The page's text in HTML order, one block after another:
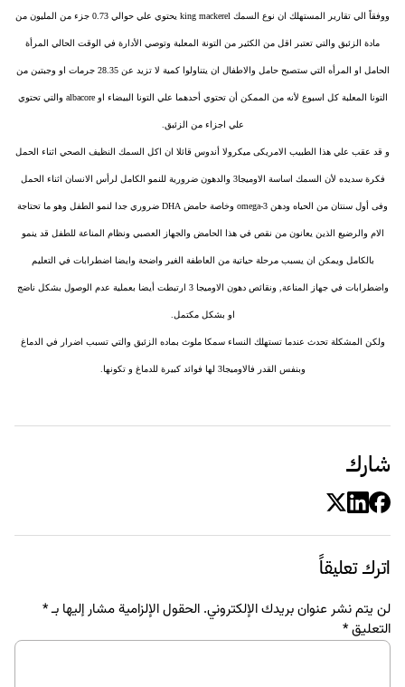
ووفقاً الي تقارير المستهلك ان نوع السمك king mackerel يحتوي علي حوالي 0.73 جزء من المليون من
مادة الزئبق والتي تعتبر اقل من الكثير من التونة المعلبة وتوصي الأدارة في الوقت الحالي المرأة
الحامل او المرأه التي ستصبح حامل والاطفال ان يتناولوا كمية لا تزيد عن 28.35 جرمات او وجبتين من
التونا المعلبة كل اسبوع لأنه من الممكن أن تحتوي أحدهما علي التونا البيضاء او albacore والتي تحتوي
علي اجزاء من الزئبق.
و قد عقب علي هذا الطبيب الامريكى ميكرولا أندوس قائلا ان اكل السمك النظيف الصحي اثناء الحمل
فكرة سديده لأن السمك اساسة الاوميجا3 والدهون ضرورية للنمو الكامل لرأس الانسان اثناء الحمل
وفى أول سنتان من الحياه ودهن omega-3 وخاصة حامض DHA ضروري جدا لنمو الطفل وهو ما تحتاجة
الام والرضيع الذين يعانون من نقص في هذا الحامض والجهاز العصبي ونظام المناعة للطفل قد ينمو
بالكامل ويمكن ان يسبب مرحلة حياتية من العاطفة الغير واضحة وايضا اضطرابات في التعليم
واضطرابات في جهاز المناعة, ونقائص دهون الاوميجا 3 ارتبطت أيضا بعملية عدم الوصول بشكل ناضج
او بشكل مكتمل.
ولكن المشكلة تحدث عندما تستهلك النساء سمكا ملوث بماده الزئبق والتي تسبب اضرار في الدماغ
وبنفس القدر فالاوميجا3 لها فوائد كبيرة للدماغ و تكونها.
شارك
اترك تعليقاً
لن يتم نشر عنوان بريدك الإلكتروني. الحقول الإلزامية مشار إليها بـ*
التعليق*